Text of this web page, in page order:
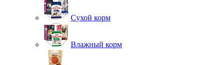
Сухой корм
Влажный корм